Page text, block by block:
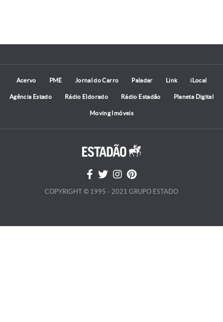
Acervo PME Jornal do Carro Paladar Link iLocal
Agência Estado Rádio Eldorado Rádio Estadão Planeta Digital
Moving Imóveis
COPYRIGHT © 1995 - 2021 GRUPO ESTADO